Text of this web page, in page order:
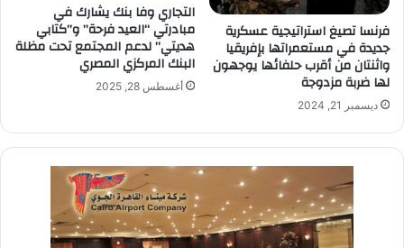
فرنسا تصيغ استراتيجية عسكرية
جديدة في مستعمراتها بإفريقيا
واثنتان من أقرب حلفائها يوجهون
لها ضربة مزدوجة
ديسمبر 21, 2024
التجاري وفا بنك يشارك في
مبادرتي “العيد فرحة” و”كتابي
هديتي” لدعم المجتمع تحت مظلة
البنك المركزي المصري
أغسطس 28, 2025